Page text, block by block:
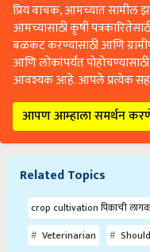
प्रिय वाचक, आमच्यात सामील
आमच्यासाठी कृषी
बळकट करण्यासाठी आणि
आणि लोकांपर्यंत
आवश्यक आहे. आपले प्रत्येक
आपण आम्हाला समर्थन
Related Topics
crop cultivation पिकाची
Veterinarian
Should